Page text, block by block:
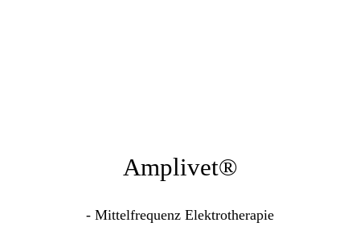
Amplivet®
- Mittelfrequenz Elektrotherapie